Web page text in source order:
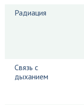
Радиaция
Связь с
дыханием